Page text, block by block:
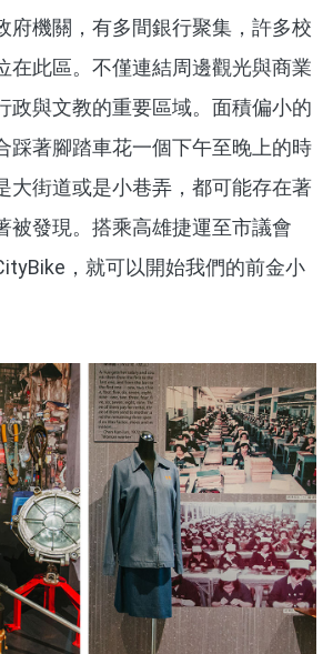
府機關，有多間銀行聚集，許多校
在此區。不僅連結周邊觀光與商業
政與文教的重要區域。面積偏小的
踩著腳踏車花一個下午至晚上的時
大街道或是小巷弄，都可能存在著
被發現。搭乘高雄捷運至市議會
，就可以開始我們的前金小